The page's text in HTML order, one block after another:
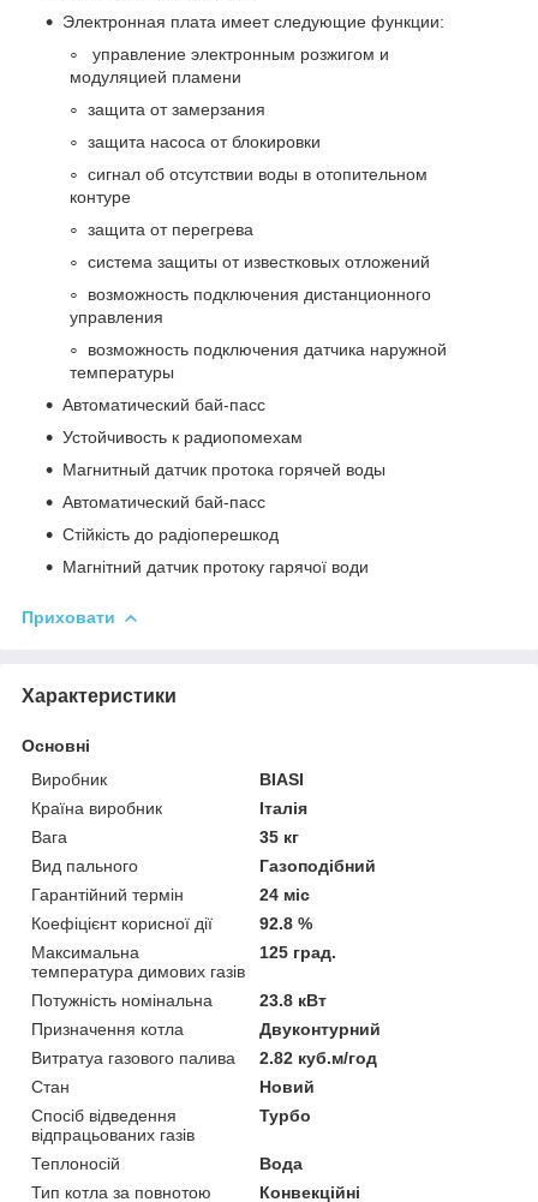
Электронная плата имеет следующие функции:
управление электронным розжигом и
модуляцией пламени
защита от замерзания
защита насоса от блокировки
сигнал об отсутствии воды в отопительном
контуре
защита от перегрева
система защиты от известковых отложений
возможность подключения дистанционного
управления
возможность подключения датчика наружной
температуры
Автоматический бай-пасс
Устойчивость к радиопомехам
Магнитный датчик протока горячей воды
Автоматический бай-пасс
Стійкість до радіоперешкод
Магнітний датчик протоку гарячої води
Приховати
Характеристики
Основні
Виробник
BIASI
Країна виробник
Італія
Вага
35 кг
Вид пального
Газоподібний
Гарантійний термін
24 міс
Коефіцієнт корисної дії
92.8 %
Максимальна
температура димових газів
125 град.
Потужність номінальна
23.8 кВт
Призначення котла
Двуконтурний
Витратуа газового палива
2.82 куб.м/год
Стан
Новий
Спосіб відведення
відпрацьованих газів
Турбо
Теплоносій
Вода
Тип котла за повнотою
Конвекційні